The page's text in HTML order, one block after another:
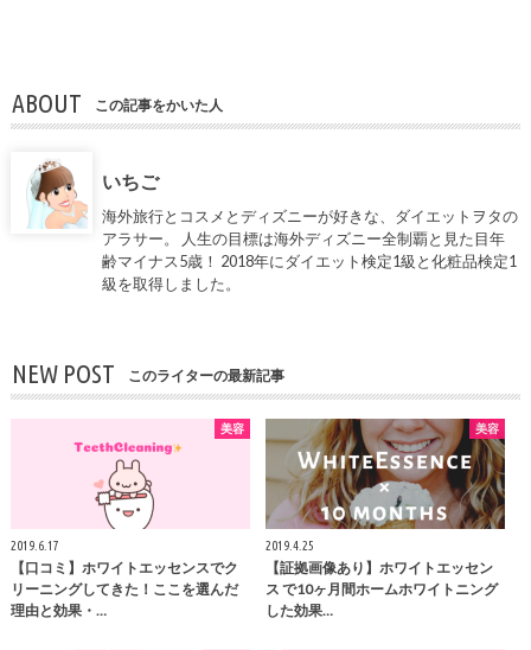
ABOUT この記事をかいた人
いちご
海外旅行とコスメとディズニーが好きな、ダイエットヲタの
アラサー。 人生の目標は海外ディズニー全制覇と見た目年
齢マイナス5歳！ 2018年にダイエット検定1級と化粧品検定1
級を取得しました。
NEW POST このライターの最新記事
美容
2019.6.17
【口コミ】ホワイトエッセンスでク
リーニングしてきた！ここを選んだ
理由と効果・…
美容
2019.4.25
【証拠画像あり】ホワイトエッセン
ス で10ヶ月間ホームホワイトニング
した効果…